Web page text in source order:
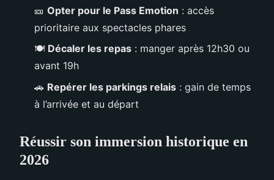
🎫 Opter pour le Pass Emotion : accès
prioritaire aux spectacles phares
🍽️ Décaler les repas : manger après 12h30 ou
avant 19h
🚗 Repérer les parkings relais : gain de temps
à l’arrivée et au départ
Réussir son immersion historique en
2026